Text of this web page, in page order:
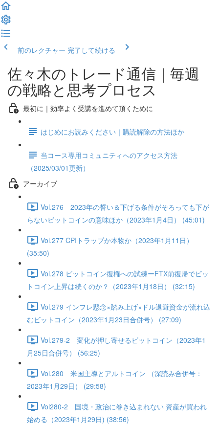
前のレクチャー 完了して続ける
佐々木のトレード通信｜毎週
の戦略と思考プロセス
最初に｜効率よく受講を進めて頂くために
はじめにお読みください｜購読解除の方法ほか
当コース専用コミュニティへのアクセス方法
（2025/03/01更新）
アーカイブ
Vol.276 2023年の誓い＆下げる条件がそろっても下が
らないビットコインの意味ほか（2023年1月4日） (45:01)
Vol.277 CPIトラップか本物か（2023年1月11日）
(35:50)
Vol.278 ビットコイン復権への試練ーFTX前復帰でビッ
トコイン上昇は続くのか？（2023年1月18日） (32:15)
Vol.279 インフレ懸念×踏み上げ×ドル退避資金が流れ込
むビットコイン（2023年1月23日合併号） (27:09)
Vol.279-2 変化が押し寄せるビットコイン（2023年1
月25日合併号） (56:25)
Vol.280 米国主導とアルトコイン （深読み合併号：
2023年1月29日） (29:58)
Vol280-2 国境・政治に巻き込まれない 資産が買われ
始める（2023年1月29日) (38:56)